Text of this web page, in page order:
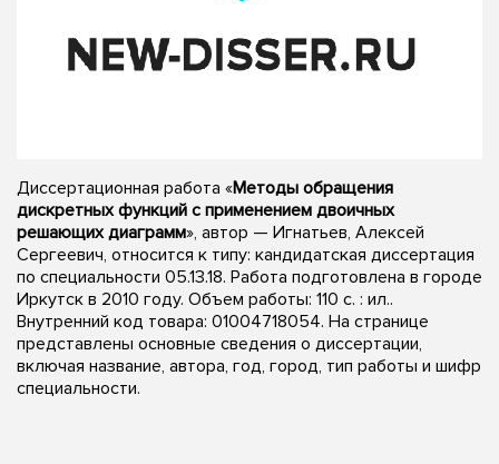
Диссертационная работа «Методы обращения
дискретных функций с применением двоичных
решающих диаграмм», автор — Игнатьев, Алексей
Сергеевич, относится к типу: кандидатская диссертация
по специальности 05.13.18. Работа подготовлена в городе
Иркутск в 2010 году. Объем работы: 110 с. : ил..
Внутренний код товара: 01004718054. На странице
представлены основные сведения о диссертации,
включая название, автора, год, город, тип работы и шифр
специальности.